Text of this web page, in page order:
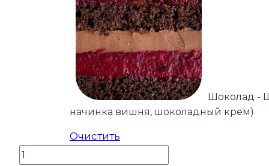
Шоколад -
начинка вишня, шоколадный крем)
Очистить
Количество